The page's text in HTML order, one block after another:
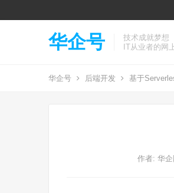
华企号
技术成就梦想
IT从业者的网
华企号 后端开发 基于
作者: 华